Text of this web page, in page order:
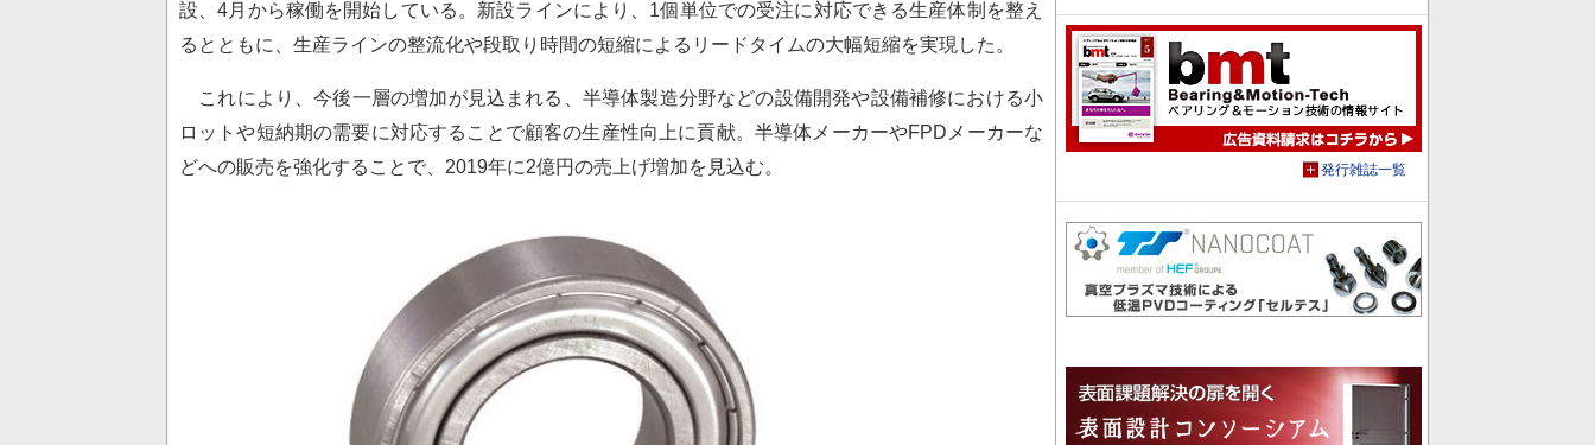
ク
設、4月から稼働を開始している。新設ラインにより、1個単位での受注に対応できる生産体制を整え
るとともに、生産ラインの整流化や段取り時間の短縮によるリードタイムの大幅短縮を実現した。
これにより、今後一層の増加が見込まれる、半導体製造分野などの設備開発や設備補修における小
ロットや短納期の需要に対応することで顧客の生産性向上に貢献。半導体メーカーやFPDメーカーな
どへの販売を強化することで、2019年に2億円の売上げ増加を見込む。
発行雑誌一覧